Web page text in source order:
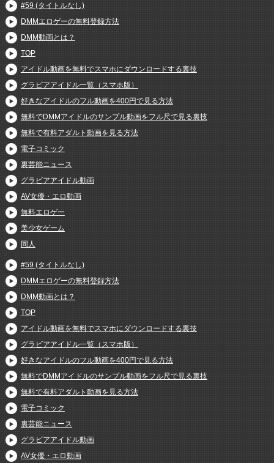
#59 (タイトルなし)
DMMエロゲーの無料登録方法
DMM動画とは？
TOP
アイドル動画を無料でスマホにダウンロードする裏技
グラビアアイドル一覧（スマホ版）
好きなアイドルのフル動画を400円で見る方法
無料でDMMアイドルのサンプル動画をフル尺で見る裏技
無料で有料アダルト動画を見る方法
電子コミック
裏芸能ニュース
グラビアアイドル動画
AV女優・エロ動画
無料エロゲー
美少女ゲーム
同人
#59 (タイトルなし)
DMMエロゲーの無料登録方法
DMM動画とは？
TOP
アイドル動画を無料でスマホにダウンロードする裏技
グラビアアイドル一覧（スマホ版）
好きなアイドルのフル動画を400円で見る方法
無料でDMMアイドルのサンプル動画をフル尺で見る裏技
無料で有料アダルト動画を見る方法
電子コミック
裏芸能ニュース
グラビアアイドル動画
AV女優・エロ動画